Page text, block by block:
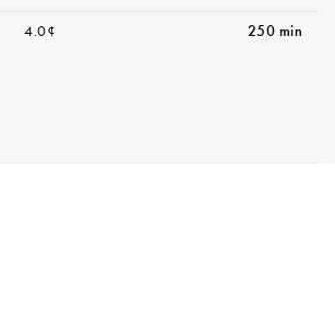
4.0¢ 250 min